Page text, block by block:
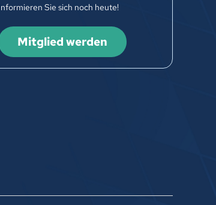
Sie sich noch heute!
Mitglied werden